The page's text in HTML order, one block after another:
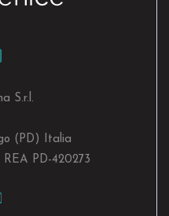
S.r.l.
(PD) Italia
PD-420273